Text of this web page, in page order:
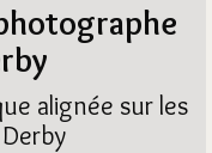
alignée sur les